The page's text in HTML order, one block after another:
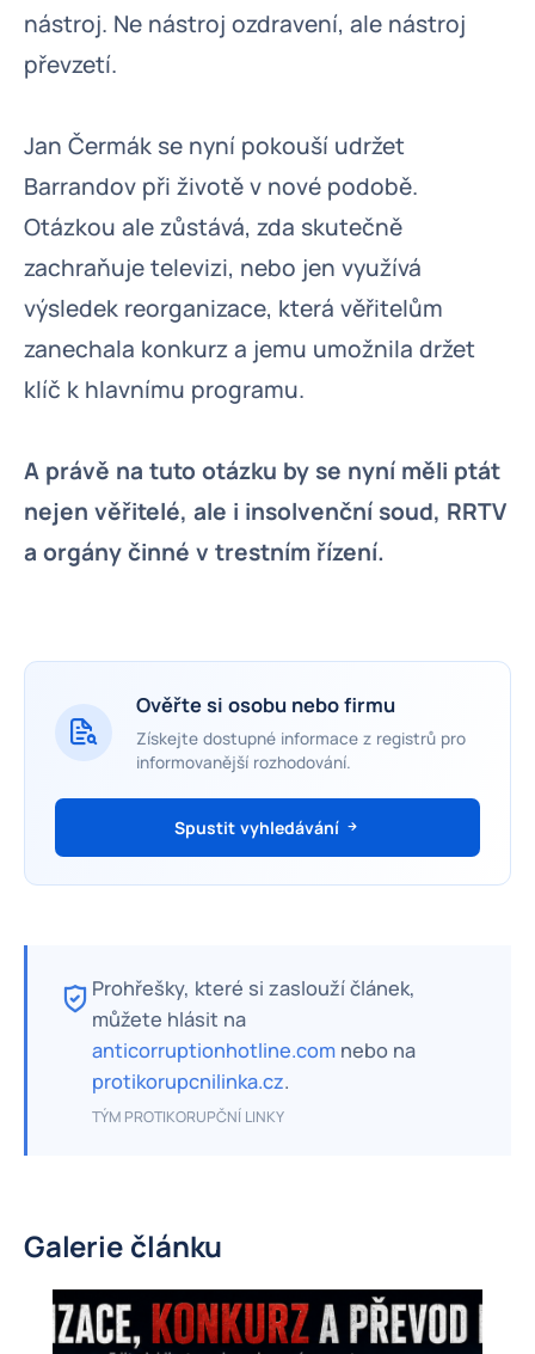
nástroj. Ne nástroj ozdravení, ale nástroj
převzetí.
Jan Čermák se nyní pokouší udržet
Barrandov při životě v nové podobě.
Otázkou ale zůstává, zda skutečně
zachraňuje televizi, nebo jen využívá
výsledek reorganizace, která věřitelům
zanechala konkurz a jemu umožnila držet
klíč k hlavnímu programu.
A právě na tuto otázku by se nyní měli ptát
nejen věřitelé, ale i insolvenční soud, RRTV
a orgány činné v trestním řízení.
Ověřte si osobu nebo firmu
Získejte dostupné informace z registrů pro
informovanější rozhodování.
Spustit vyhledávání
Prohřešky, které si zaslouží článek,
můžete hlásit na
anticorruptionhotline.com nebo na
protikorupcnilinka.cz.
TÝM PROTIKORUPČNÍ LINKY
Galerie článku